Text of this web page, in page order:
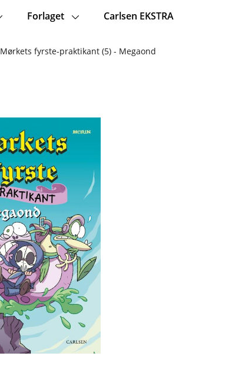
Forlaget Carlsen EKSTRA
Mørkets fyrste-praktikant (5) - Megaond